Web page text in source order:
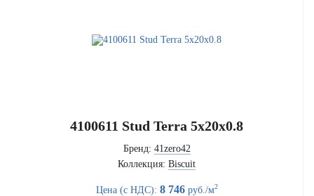
4100611 Stud Terra 5x20x0.8
Бренд: 41zero42
Коллекция: Biscuit
Цена (с НДС): 8 746руб./м2